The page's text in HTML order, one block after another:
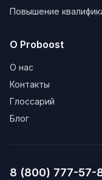
Повышение
О Proboost
О нас
Контакты
Глоссарий
Блог
8 (800) 777-57-